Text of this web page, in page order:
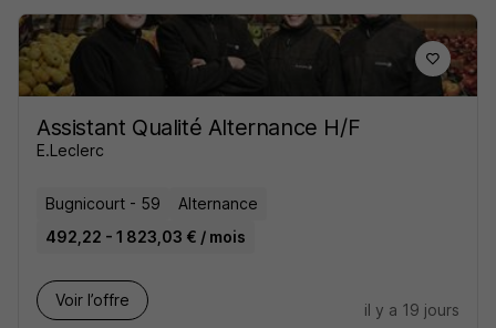
Assistant Qualité Alternance H/F
E.Leclerc
Bugnicourt - 59
Alternance
492,22 - 1 823,03 € / mois
Voir l’offre
il y a 19 jours